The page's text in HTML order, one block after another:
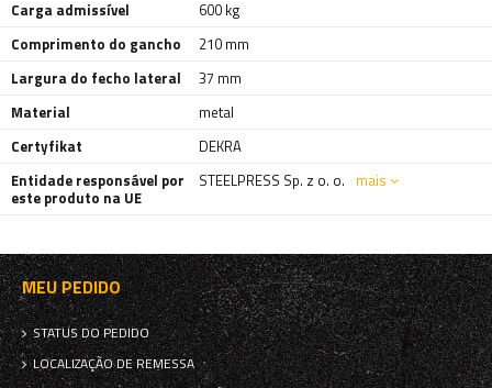
Carga admissível
600 kg
Comprimento do gancho
210 mm
Largura do fecho lateral
37 mm
Material
metal
Certyfikat
DEKRA
Entidade responsável por
este produto na UE
STEELPRESS Sp. z o. o. mais
MEU PEDIDO
STATUS DO PEDIDO
LOCALIZAÇÃO DE REMESSA